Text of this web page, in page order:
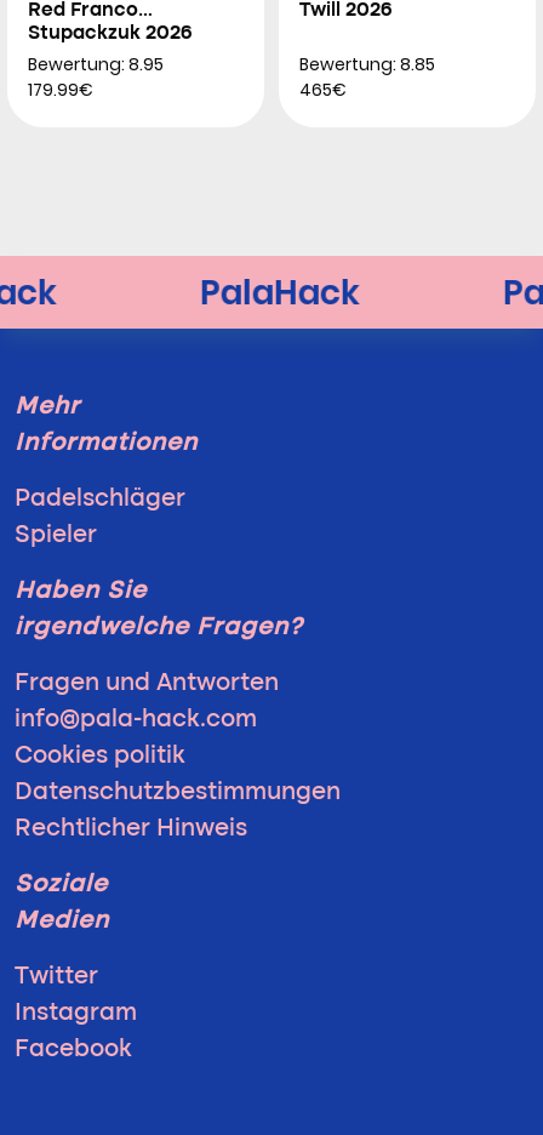
Red Franco
Stupackzuk 2026
Bewertung: 8.95
179.99€
Twill 2026
Bewertung: 8.85
465€
Mehr
Informationen
Padelschläger
Spieler
Haben Sie
irgendwelche Fragen?
Fragen und Antworten
info@pala-hack.com
Cookies politik
Datenschutzbestimmungen
Rechtlicher Hinweis
Soziale
Medien
Twitter
Instagram
Facebook